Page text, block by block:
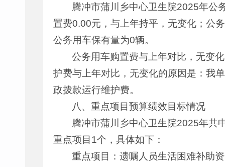
腾冲市蒲川乡中心卫生院2025年公
置费0.00元，与上年持平，无变化；公
公务用车保有量为0辆。
公务用车购置费与上年对比，无变
护费与上年对比，无变化的原因是：我
政拨款运行维护费。
八、重点项目预算绩效目标情况
腾冲市蒲川乡中心卫生院2025年共
重点项目1个，具体如下：
重点项目：遗嘱人员生活困难补助